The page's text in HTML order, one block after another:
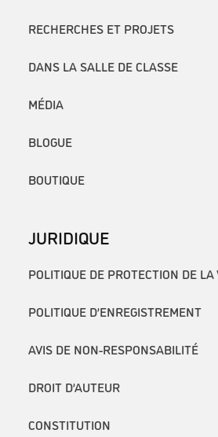
RECHERCHES ET PROJETS
DANS LA SALLE DE CLASSE
MÉDIA
BLOGUE
BOUTIQUE
JURIDIQUE
POLITIQUE DE PROTECTION DE LA
POLITIQUE D’ENREGISTREMENT
AVIS DE NON-RESPONSABILITÉ
DROIT D’AUTEUR
CONSTITUTION